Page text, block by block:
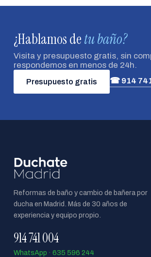
¿Hablamos detu baño?
Visita y presupuesto gratis, sin
respondemos en menos de 24h.
Presupuesto gratis ☎ 914
Reformas de baño y cambio de bañera por
ducha en Madrid. Más de 30 años de
experiencia y equipo propio.
914 741 004
WhatsApp · 635 596 244